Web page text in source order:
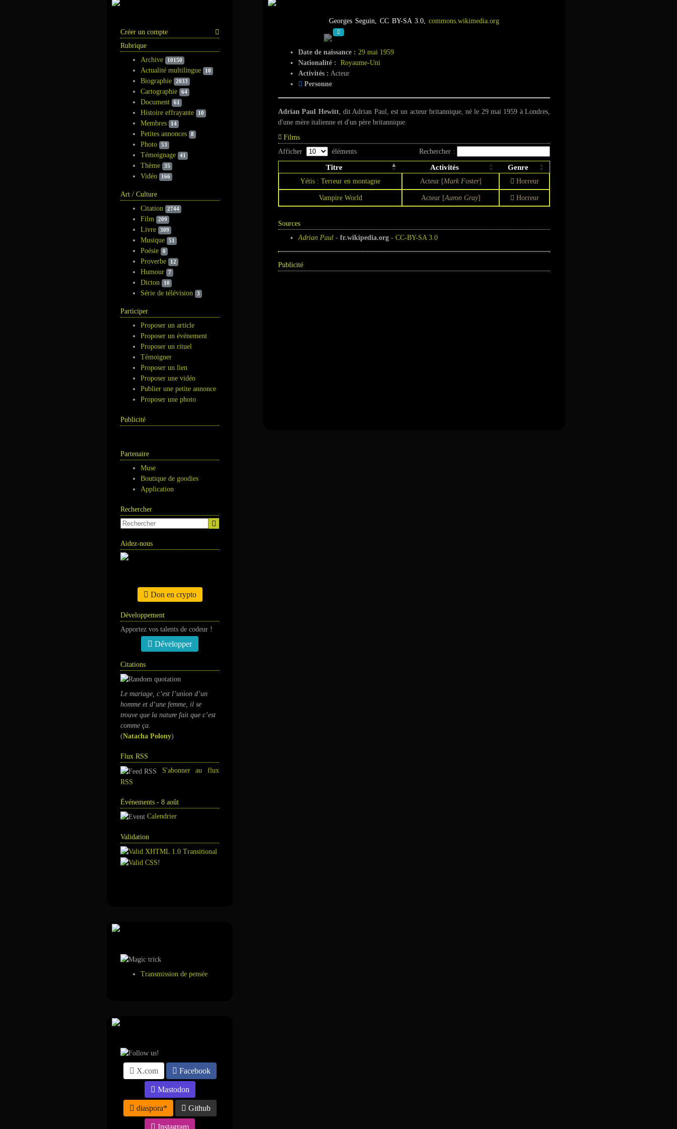
Créer un compte
Rubrique
Archive
10150
Actualité multilingue 10
Biographie 2033
Cartographie 64
Document 61
Histoire effrayante 10
Membres 14
Petites annonces 8
Photo 53
Témoignage 41
Thème 35
Vidéo 166
Art / Culture
Citation
2744
Film 209
Livre 309
Musique 51
Poésie 0
Proverbe 12
Humour 7
Dicton 10
Série de télévision 3
Participer
Proposer un article
Proposer un événement
Proposer un rituel
Témoigner
Proposer un lien
Proposer une vidéo
Publier une petite annonce
Proposer une photo
Publicité
Partenaire
Muse
Boutique de goodies
Application
Rechercher
Aidez-nous
Don en crypto
Développement
Apportez vos talents de codeur !
Développer
Citations
Le mariage, c’est l’union d’un
homme et d’une femme, il se
trouve que la nature fait que c’est
comme ça.
(Natacha Polony)
Flux RSS
S'abonner au flux
RSS
Événements - 8 août
Calendrier
Validation
Transmission de pensée
X.com Facebook
Mastodon
diaspora* Github
Instagram
Georges Seguin, CC BY-SA 3.0, commons.wikimedia.org
Date de naissance : 29 mai 1959
Nationalité : Royaume-Uni
Activités : Acteur
Personne
Adrian Paul Hewitt, dit Adrian Paul, est un acteur britannique, né le 29 mai 1959 à Londres,
d'une mère italienne et d'un père britannique.
Films
Afficher
éléments Rechercher :
Titre Activités Genre
Yétis : Terreur en montagne Acteur [Mark Foster] Horreur
Vampire World Acteur [Aaron Gray] Horreur
Sources
Adrian Paul - fr.wikipedia.org - CC-BY-SA 3.0
Publicité